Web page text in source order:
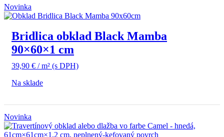
Novinka
Bridlica obklad Black Mamba
90×60×1 cm
39,90 € / m² (s DPH)
Na sklade
Novinka